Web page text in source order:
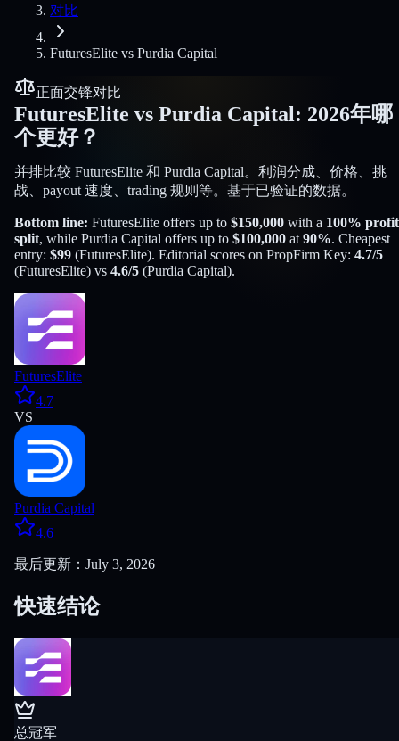
对比
FuturesElite vs Purdia Capital
正面交锋对比
FuturesElite vs Purdia Capital: 2026年哪
个更好？
并排比较 FuturesElite 和 Purdia Capital。利润分成、价格、挑
战、payout 速度、trading 规则等。基于已验证的数据。
Bottom line: FuturesElite offers up to $150,000 with a 100% profit
split, while Purdia Capital offers up to $100,000 at 90%. Cheapest
entry: $99 (FuturesElite). Editorial scores on PropFirm Key: 4.7/5
(FuturesElite) vs 4.6/5 (Purdia Capital).
FuturesElite
4.7
VS
Purdia Capital
4.6
最后更新：July 3, 2026
快速结论
总冠军